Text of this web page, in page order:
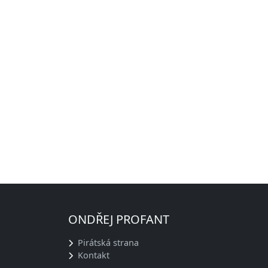
ONDŘEJ PROFANT
Pirátská strana
Kontakt